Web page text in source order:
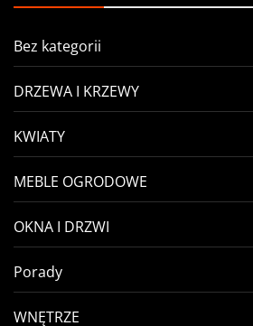
Bez kategorii
DRZEWA I KRZEWY
KWIATY
MEBLE OGRODOWE
OKNA I DRZWI
Porady
WNĘTRZE